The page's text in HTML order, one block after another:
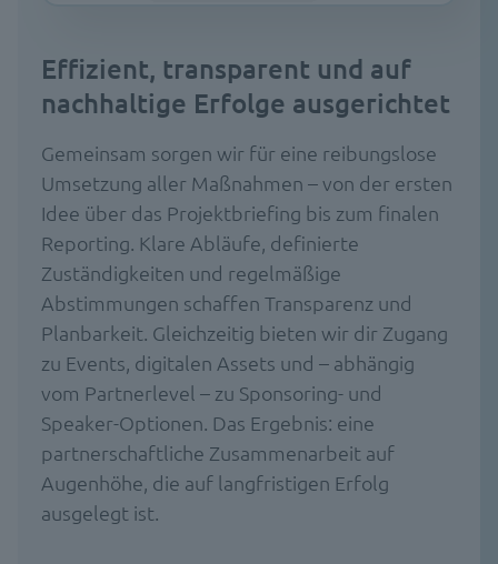
Effizient, transparent und auf
nachhaltige Erfolge ausgerichtet
Gemeinsam sorgen wir für eine reibungslose
Umsetzung aller Maßnahmen – von der ersten
Idee über das Projektbriefing bis zum finalen
Reporting. Klare Abläufe, definierte
Zuständigkeiten und regelmäßige
Abstimmungen schaffen Transparenz und
Planbarkeit. Gleichzeitig bieten wir dir Zugang
zu Events, digitalen Assets und – abhängig
vom Partnerlevel – zu Sponsoring- und
Speaker-Optionen. Das Ergebnis: eine
partnerschaftliche Zusammenarbeit auf
Augenhöhe, die auf langfristigen Erfolg
ausgelegt ist.